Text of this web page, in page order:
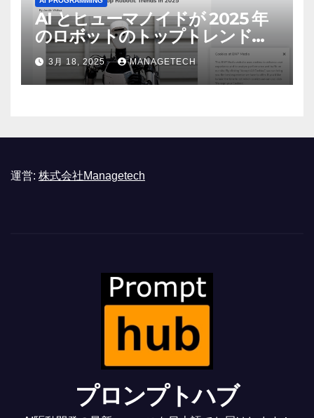
AI とヒューマノイドが 2025 年
のロボットのトップトレンドに |
ASSEMBLY
3月 18, 2025 MANAGETECH
運営: 株式会社Managetech
プロンプトハブ